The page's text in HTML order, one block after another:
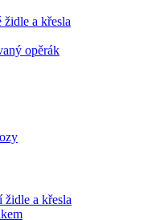
židle a křesla
opěrák
židle a křesla